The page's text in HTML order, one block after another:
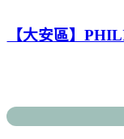
【大安區】